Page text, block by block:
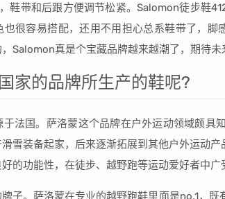
鞋带和后跟方便调节松紧。Salomon徒步鞋
很容易搭配，还用不用担心总系鞋带了，脚
Salomon真是个宝藏品牌越来越潮了，期待未
家的品牌所生产的鞋呢?
法国。萨洛蒙这个品牌在户外运动领域颇具
雪装备起家，后来逐渐拓展到其他户外运动
的功能性，在徒步、越野跑等运动爱好者中广
子。萨洛蒙在专业的越野跑鞋里面是no.1，